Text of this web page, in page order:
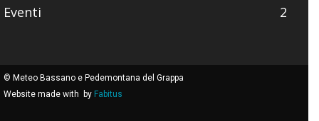
Eventi
2
© Meteo Bassano e Pedemontana del Grappa
Website made with
by Fabitus